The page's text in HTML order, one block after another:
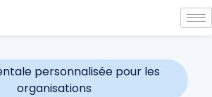
personnalisée pour les
organisations